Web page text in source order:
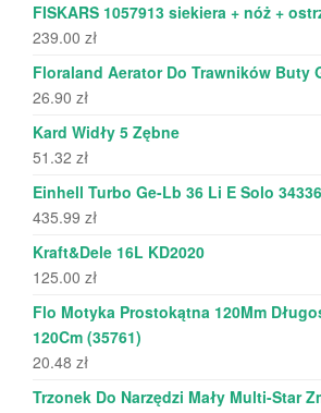
FISKARS 1057913 siekiera + nóż +
239.00 zł
Floraland Aerator Do Trawników Buty
26.90 zł
Kard Widły 5 Zębne
51.32 zł
Einhell Turbo Ge-Lb 36 Li E Solo
435.99 zł
Kraft&Dele 16L KD2020
125.00 zł
Flo Motyka Prostokątna 120Mm
120Cm (35761)
20.48 zł
Trzonek Do Narzędzi Mały Multi-Star